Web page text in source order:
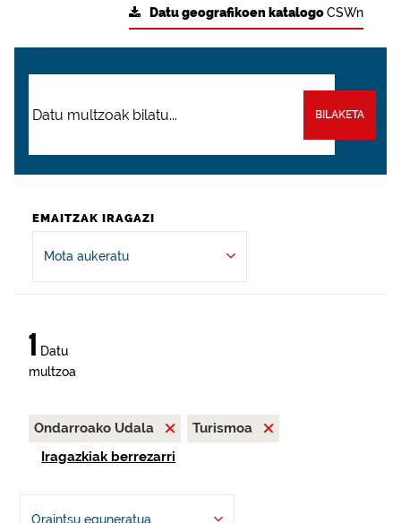
Datu geografikoen katalogoCSWn
BILAKETA
EMAITZAK IRAGAZI
Mota aukeratu
1 Datu
multzoa
Ondarroako Udala
Turismoa
Iragazkiak berrezarri
Oraintsu eguneratua